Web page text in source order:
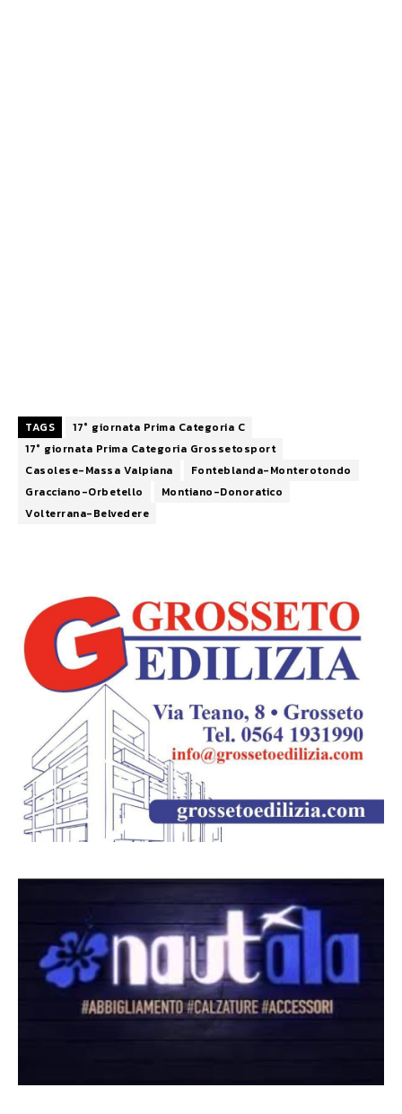
TAGS
17° giornata Prima Categoria C
17° giornata Prima Categoria Grossetosport
Casolese-Massa Valpiana
Fonteblanda-Monterotondo
Gracciano-Orbetello
Montiano-Donoratico
Volterrana-Belvedere